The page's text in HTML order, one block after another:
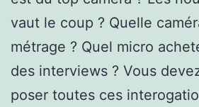
vaut le coup ? Quelle
métrage ? Quel micro
des interviews ? Vous
poser toutes ces